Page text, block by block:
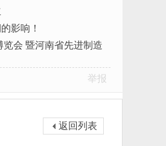
影响！
会 暨河南省先进制造
举报
返回列表